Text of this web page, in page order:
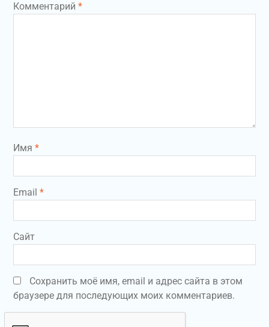
Комментарий *
Имя *
Email *
Сайт
Сохранить моё имя, email и адрес сайта в этом
браузере для последующих моих комментариев.